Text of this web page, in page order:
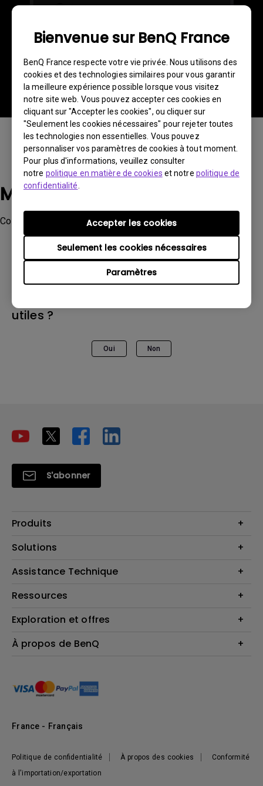
Bienvenue sur BenQ France
BenQ France respecte votre vie privée. Nous utilisons des
cookies et des technologies similaires pour vous garantir
la meilleure expérience possible lorsque vous visitez
notre site web. Vous pouvez accepter ces cookies en
cliquant sur "Accepter les cookies", ou cliquer sur
"Seulement les cookies nécessaires" pour rejeter toutes
les technologies non essentielles. Vous pouvez
personnaliser vos paramètres de cookies à tout moment.
Pour plus d'informations, veuillez consulter
notre politique en matière de cookies et notre politique de
confidentialité
Paramètres
Seulement les cookies nécessaires
Accepter les cookies
Modèles applicables
Color Shuttle
utiles ?
Oui Non
S'abonner
Produits
Vidéoprojecteurs
Éclairage
Haut-parleur
Solutions
Business Display
Assistance Technique
Contactez-nous par téléphone
FAQ boutique en ligne BenQ
Politique de retour de la boutique BenQ
Ressources
Centre de connaissances
Exploration et offres
Events, Promotions & Webinars
À propos de BenQ
Responsabilité sociale de l'entreprise
Actualités
Politique de confidentialité À propos des cookies
Conformité
à l'importation/exportation
France - Français